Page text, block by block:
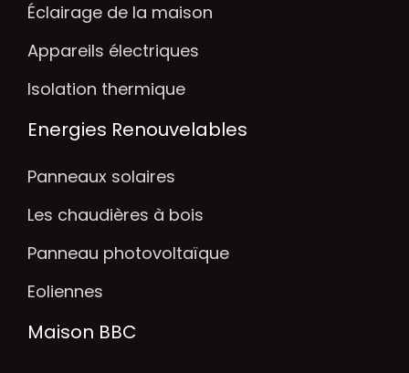
Éclairage de la maison
Appareils électriques
Isolation thermique
Energies Renouvelables
Panneaux solaires
Les chaudières à bois
Panneau photovoltaïque
Eoliennes
Maison BBC